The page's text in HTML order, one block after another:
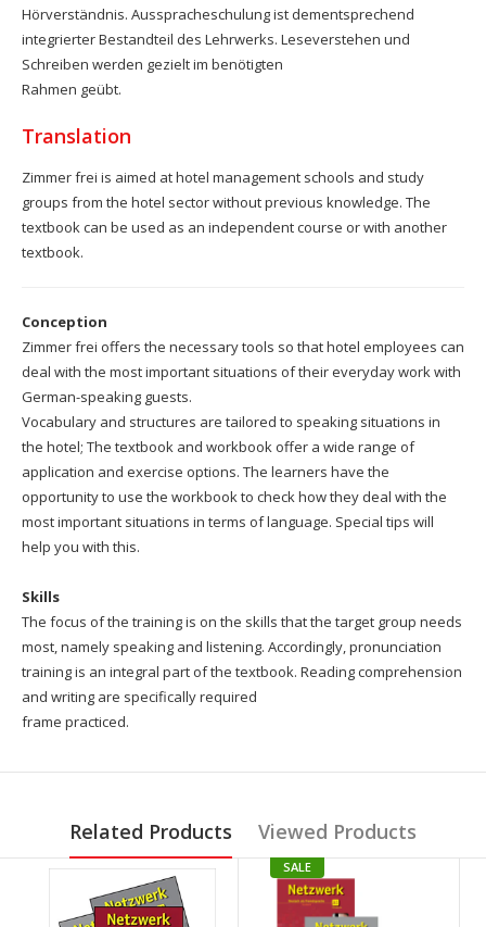
Hörverständnis. Ausspracheschulung ist dementsprechend
integrierter Bestandteil des Lehrwerks. Leseverstehen und
Schreiben werden gezielt im benötigten
Rahmen geübt.
Translation
Zimmer frei is aimed at hotel management schools and study
groups from the hotel sector without previous knowledge. The
textbook can be used as an independent course or with another
textbook.
Conception
Zimmer frei offers the necessary tools so that hotel employees can
deal with the most important situations of their everyday work with
German-speaking guests.
Vocabulary and structures are tailored to speaking situations in
the hotel; The textbook and workbook offer a wide range of
application and exercise options. The learners have the
opportunity to use the workbook to check how they deal with the
most important situations in terms of language. Special tips will
help you with this.
Skills
The focus of the training is on the skills that the target group needs
most, namely speaking and listening. Accordingly, pronunciation
training is an integral part of the textbook. Reading comprehension
and writing are specifically required
frame practiced.
Related Products Viewed Products
SALE